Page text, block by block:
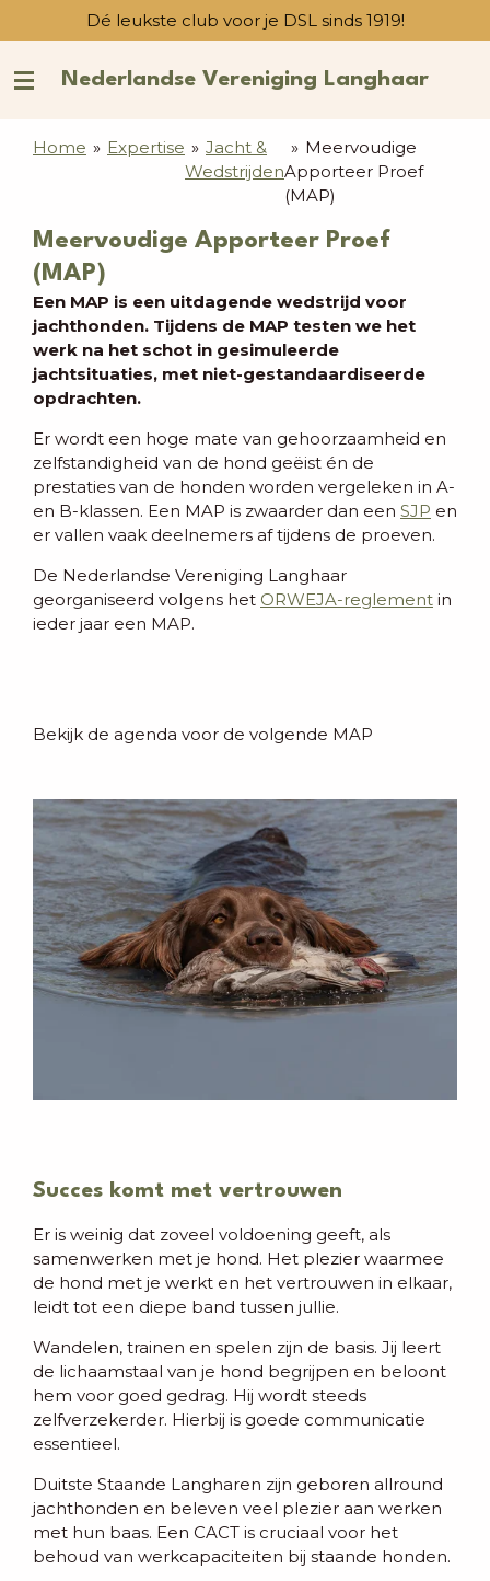
direct
naar
de
Dé leukste club voor je DSL sinds 1919!
Nederlandse Vereniging Langhaar
Home » Expertise » Jacht &
Wedstrijden
» Meervoudige
Apporteer Proef
(MAP)
Meervoudige Apporteer Proef
(MAP)
Een MAP is een uitdagende wedstrijd voor
jachthonden. Tijdens de MAP testen we het
werk na het schot in gesimuleerde
jachtsituaties, met niet-gestandaardiseerde
opdrachten.
Er wordt een hoge mate van gehoorzaamheid en
zelfstandigheid van de hond geëist én de
prestaties van de honden worden vergeleken in A-
en B-klassen. Een MAP is zwaarder dan een SJP en
er vallen vaak deelnemers af tijdens de proeven.
De Nederlandse Vereniging Langhaar
georganiseerd volgens het ORWEJA-reglement in
ieder jaar een MAP.
Bekijk de agenda voor de volgende MAP
Succes komt met vertrouwen
Er is weinig dat zoveel voldoening geeft, als
samenwerken met je hond. Het plezier waarmee
de hond met je werkt en het vertrouwen in elkaar,
leidt tot een diepe band tussen jullie.
Wandelen, trainen en spelen zijn de basis. Jij leert
de lichaamstaal van je hond begrijpen en beloont
hem voor goed gedrag. Hij wordt steeds
zelfverzekerder. Hierbij is goede communicatie
essentieel.
Duitste Staande Langharen zijn geboren allround
jachthonden en beleven veel plezier aan werken
met hun baas. Een CACT is cruciaal voor het
behoud van werkcapaciteiten bij staande honden.